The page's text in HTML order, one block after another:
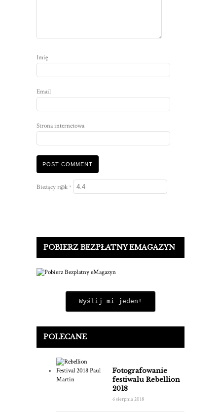
Imię
Email
Strona internetowa
Bieżący r@k *
POBIERZ BEZPŁATNY EMAGAZYN
Wyślij mi jeden!
POLECANE
Fotografowanie
festiwalu Rebellion
2018
6 sierpnia 2018